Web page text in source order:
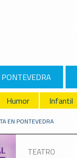
PONTEVEDRA
Humor Infantil
EN PONTEVEDRA
TEATRO